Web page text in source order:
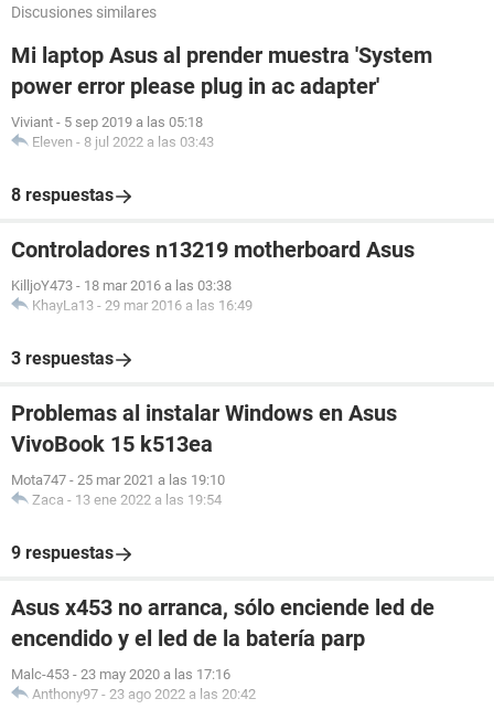
Discusiones similares
Mi laptop Asus al prender muestra 'System
power error please plug in ac adapter'
Viviant - 5 sep 2019 a las 05:18
Eleven - 8 jul 2022 a las 03:43
8 respuestas
Controladores n13219 motherboard Asus
KilljoY473 - 18 mar 2016 a las 03:38
KhayLa13 - 29 mar 2016 a las 16:49
3 respuestas
Problemas al instalar Windows en Asus
VivoBook 15 k513ea
Mota747 - 25 mar 2021 a las 19:10
Zaca - 13 ene 2022 a las 19:54
9 respuestas
Asus x453 no arranca, sólo enciende led de
encendido y el led de la batería parp
Malc-453 - 23 may 2020 a las 17:16
Anthony97 - 23 ago 2022 a las 20:42